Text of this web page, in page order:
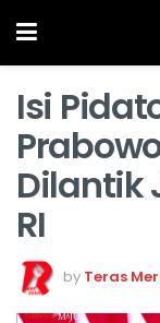
Isi
Dilantik
RI
by Teras